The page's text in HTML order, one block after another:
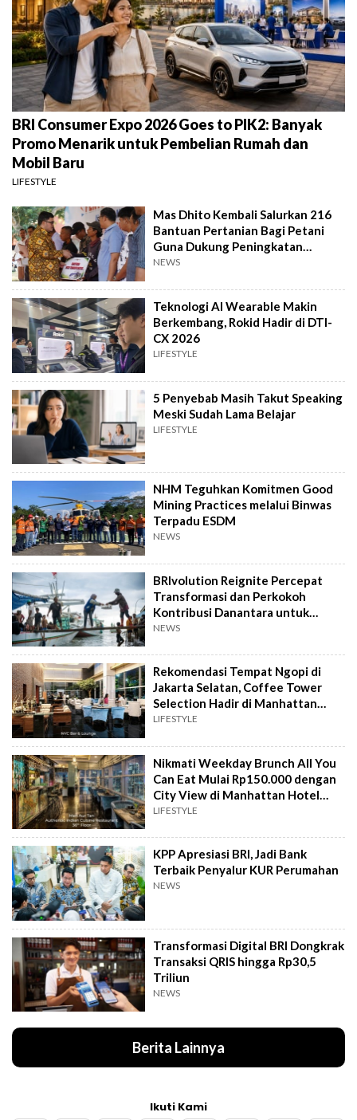
BRI Consumer Expo 2026 Goes to PIK2: Banyak
Promo Menarik untuk Pembelian Rumah dan
Mobil Baru
LIFESTYLE
Mas Dhito Kembali Salurkan 216
Bantuan Pertanian Bagi Petani
Guna Dukung Peningkatan
Produksi
NEWS
Teknologi AI Wearable Makin
Berkembang, Rokid Hadir di DTI-
CX 2026
LIFESTYLE
5 Penyebab Masih Takut Speaking
Meski Sudah Lama Belajar
LIFESTYLE
NHM Teguhkan Komitmen Good
Mining Practices melalui Binwas
Terpadu ESDM
NEWS
BRIvolution Reignite Percepat
Transformasi dan Perkokoh
Kontribusi Danantara untuk
Ekonomi Nasional
NEWS
Rekomendasi Tempat Ngopi di
Jakarta Selatan, Coffee Tower
Selection Hadir di Manhattan
Hotel Jakarta
LIFESTYLE
Nikmati Weekday Brunch All You
Can Eat Mulai Rp150.000 dengan
City View di Manhattan Hotel
Jakarta
LIFESTYLE
KPP Apresiasi BRI, Jadi Bank
Terbaik Penyalur KUR Perumahan
NEWS
Transformasi Digital BRI Dongkrak
Transaksi QRIS hingga Rp30,5
Triliun
NEWS
Berita Lainnya
Ikuti Kami